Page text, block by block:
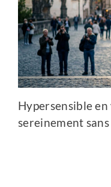
Hypersensible
sereinement